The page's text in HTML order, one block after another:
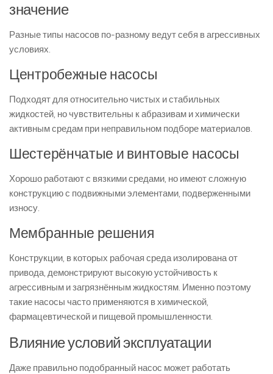
значение
Разные типы насосов по-разному ведут себя в агрессивных
условиях.
Центробежные насосы
Подходят для относительно чистых и стабильных
жидкостей, но чувствительны к абразивам и химически
активным средам при неправильном подборе материалов.
Шестерёнчатые и винтовые насосы
Хорошо работают с вязкими средами, но имеют сложную
конструкцию с подвижными элементами, подверженными
износу.
Мембранные решения
Конструкции, в которых рабочая среда изолирована от
привода, демонстрируют высокую устойчивость к
агрессивным и загрязнённым жидкостям. Именно поэтому
такие насосы часто применяются в химической,
фармацевтической и пищевой промышленности.
Влияние условий эксплуатации
Даже правильно подобранный насос может работать